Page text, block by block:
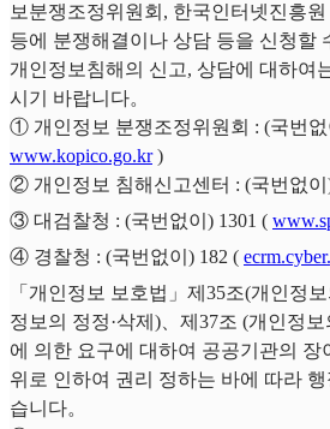
보분쟁조정위원회, 한국인터넷진흥
등에 분쟁해결이나 상담 등을 신청할
개인정보침해의 신고, 상담에 대하여
시기 바랍니다。
① 개인정보 분쟁조정위원회 : (국번없
www.kopico.go.kr)
② 개인정보 침해신고센터 : (국번없이
③ 대검찰청 : (국번없이) 1301 (
④ 경찰청 : (국번없이) 182 (
「개인정보 보호법」제35조(개인정
정보의 정정·삭제)、제37조 (개인정
에 의한 요구에 대하여 공공기관의 장
위로 인하여 권리 정하는 바에 따라
습니다。